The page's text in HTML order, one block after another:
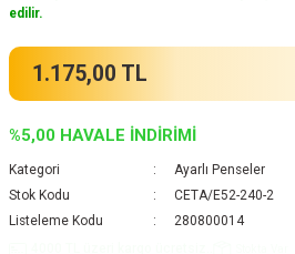
edilir.
1.175,00 TL
%5,00 HAVALE İNDİRİMİ
Kategori
Ayarlı Penseler
Stok Kodu
CETA/E52-240-2
Listeleme Kodu
280800014